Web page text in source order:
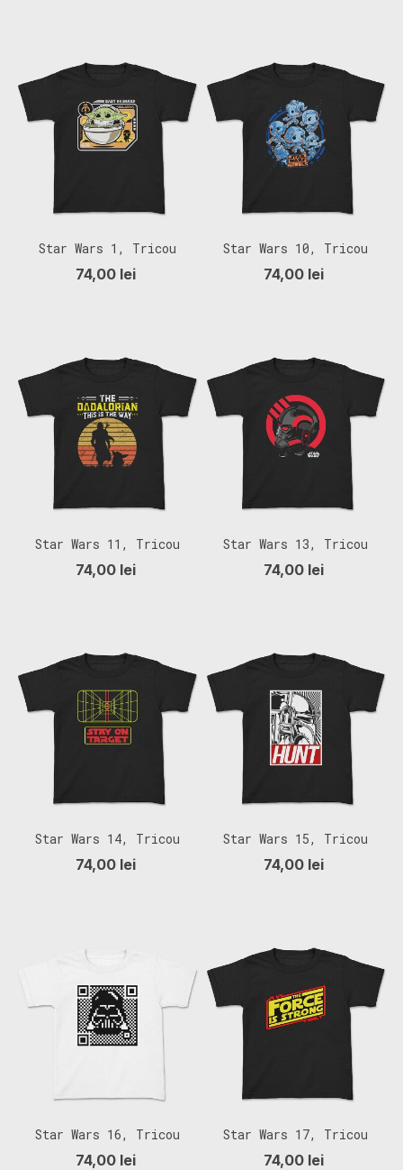
Star Wars 1, Tricou
Copii
74,00 lei
Star Wars 10, Tricou
Copii
74,00 lei
Star Wars 11, Tricou
Copii
74,00 lei
Star Wars 13, Tricou
Copii
74,00 lei
Star Wars 14, Tricou
Copii
74,00 lei
Star Wars 15, Tricou
Copii
74,00 lei
Star Wars 16, Tricou
Copii
74,00 lei
Star Wars 17, Tricou
Copii
74,00 lei